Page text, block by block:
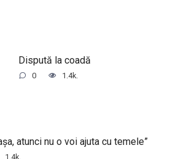
Dispută la coadă
0 1.4k.
atunci nu o voi ajuta cu temele”
1.4k.